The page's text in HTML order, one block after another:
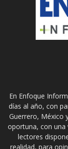
En Enfoque
días al año, con
Guerrero, México
oportuna, con una
lectores
realidad, para